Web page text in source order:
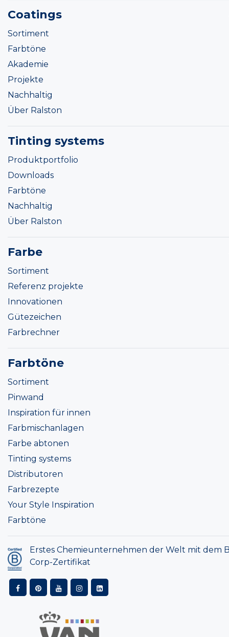
Coatings
Sortiment
Farbtöne
Akademie
Projekte
Nachhaltig
Über Ralston
Tinting systems
Produktportfolio
Downloads
Farbtöne
Nachhaltig
Über Ralston
Farbe
Sortiment
Referenz projekte
Innovationen
Gütezeichen
Farbrechner
Farbtöne
Sortiment
Pinwand
Inspiration für innen
Farbmischanlagen
Farbe abtonen
Tinting systems
Distributoren
Farbrezepte
Your Style Inspiration
Farbtöne
Erstes Chemieunternehmen der Welt mit dem
Corp-Zertifikat